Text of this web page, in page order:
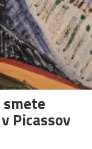
Picassov